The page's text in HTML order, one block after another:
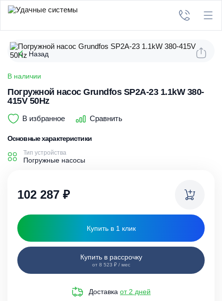
Назад
В наличии
Погружной насос Grundfos SP2A-23 1.1kW 380-
415V 50Hz
В избранное Сравнить
Основные характеристики
Тип устройства
Погружные насосы
102 287 ₽
Купить в 1 клик
Купить в рассрочку
от 8 523 ₽ / мес
Доставка от 2 дней